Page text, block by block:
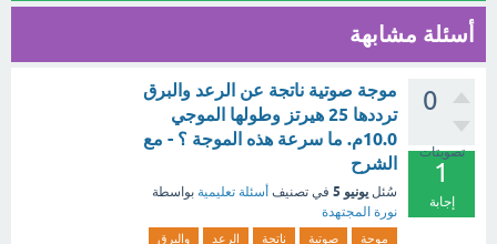
أسئلة مشابهة
0
تصويتات
1
إجابة
موجة صوتية ناتجة عن الرعد والبرق
ترددها 25 هيرتز وطولها الموجي
10.0م. ما سرعة هذه الموجة ؟ - مع
الشرح
سُئل يونيو 5 في تصنيف أسئلة تعليمية بواسطة
نورة المجتهدة
موجة صوتية ناتجة الرعد
والبرق